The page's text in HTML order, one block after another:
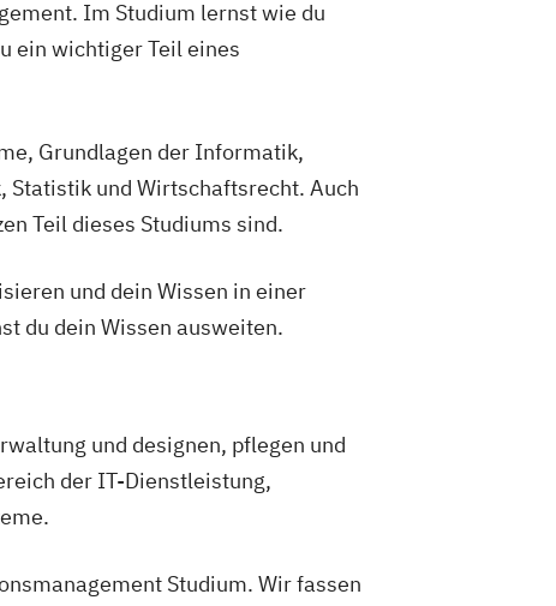
Im Studium lernst wie du
ein wichtiger Teil eines
Grundlagen der Informatik,
Statistik und Wirtschaftsrecht. Auch
Teil dieses Studiums sind.
und dein Wissen in einer
du dein Wissen ausweiten.
und designen, pflegen und
der IT-Dienstleistung,
Studium. Wir fassen